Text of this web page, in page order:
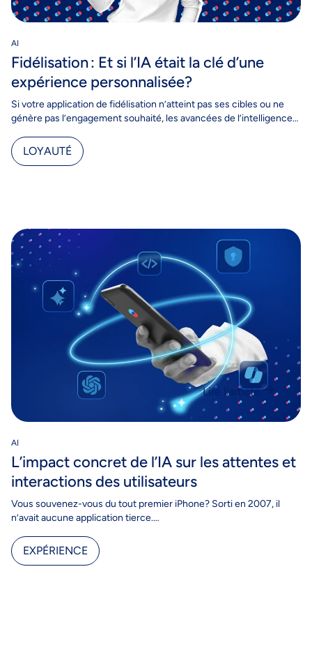
AI
Fidélisation : Et si l’IA était la clé d’une
expérience personnalisée?
Si votre application de fidélisation n’atteint pas ses cibles ou ne
génère pas l’engagement souhaité, les avancées de l’intelligence
LOYAUTÉ
Lire l'article
AI
L’impact concret de l’IA sur les attentes et
interactions des utilisateurs
Vous souvenez-vous du tout premier iPhone? Sorti en 2007, il
n’avait aucune application tierce.…
EXPÉRIENCE